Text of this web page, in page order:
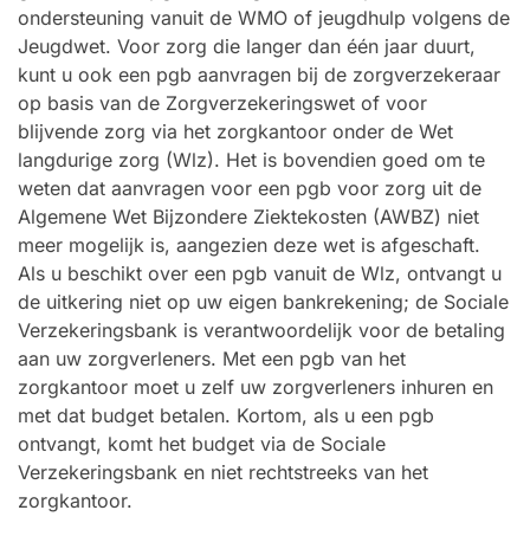
ondersteuning vanuit de WMO of jeugdhulp volgens de
Jeugdwet. Voor zorg die langer dan één jaar duurt,
kunt u ook een pgb aanvragen bij de zorgverzekeraar
op basis van de Zorgverzekeringswet of voor
blijvende zorg via het zorgkantoor onder de Wet
langdurige zorg (Wlz). Het is bovendien goed om te
weten dat aanvragen voor een pgb voor zorg uit de
Algemene Wet Bijzondere Ziektekosten (AWBZ) niet
meer mogelijk is, aangezien deze wet is afgeschaft.
Als u beschikt over een pgb vanuit de Wlz, ontvangt u
de uitkering niet op uw eigen bankrekening; de Sociale
Verzekeringsbank is verantwoordelijk voor de betaling
aan uw zorgverleners. Met een pgb van het
zorgkantoor moet u zelf uw zorgverleners inhuren en
met dat budget betalen. Kortom, als u een pgb
ontvangt, komt het budget via de Sociale
Verzekeringsbank en niet rechtstreeks van het
zorgkantoor.